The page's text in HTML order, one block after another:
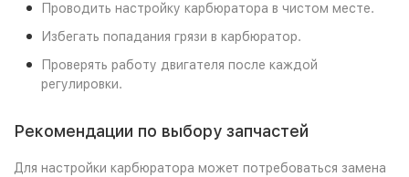
Проводить настройку карбюратора в чистом месте.
Избегать попадания грязи в карбюратор.
Проверять работу двигателя после каждой
регулировки.
Рекомендации по выбору запчастей
Для настройки карбюратора может потребоваться замена